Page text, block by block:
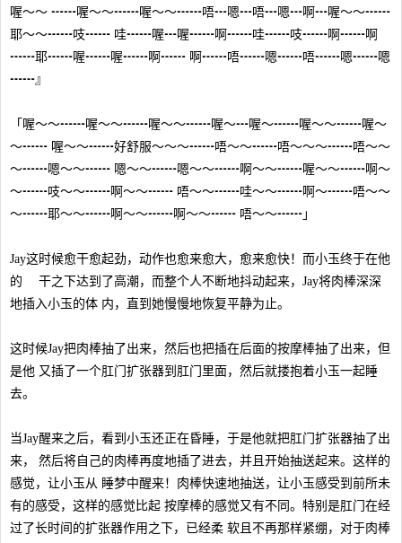
喔～～ ┅┅喔～～┅┅喔～～┅┅唔┅嗯┅唔┅嗯┅啊┅喔～～┅┅
耶～～┅┅吱┅┅ 哇┅┅喔┅喔┅┅啊┅┅哇┅┅吱┅┅啊┅┅啊
┅┅耶┅┅喔┅┅喔┅┅啊┅┅ 啊┅┅唔┅┅嗯┅┅唔┅┅嗯┅┅嗯
┅┅』
「喔～～┅┅喔～～┅┅喔～～┅┅喔～┅喔～┅┅喔～～┅┅喔～
～┅┅ 喔～～┅┅好舒服～～～┅┅唔～～┅┅唔～～～┅┅唔～～
～┅┅嗯～～┅┅ 嗯～～┅┅嗯～～┅┅啊～～┅┅喔～～┅┅啊～
～┅┅吱～～┅┅啊～～┅┅ 唔～～┅┅哇～～┅┅啊～┅┅唔～～
～┅┅耶～～┅┅啊～～┅┅啊～～┅┅ 唔～～┅┅」
Jay这时候愈干愈起劲，动作也愈来愈大，愈来愈快！而小玉终于在他
的 干之下达到了高潮，而整个人不断地抖动起来，Jay将肉棒深深
地插入小玉的体 内，直到她慢慢地恢复平静为止。
这时候Jay把肉棒抽了出来，然后也把插在后面的按摩棒抽了出来，但
是他 又插了一个肛门扩张器到肛门里面，然后就搂抱着小玉一起睡
去。
当Jay醒来之后，看到小玉还正在昏睡，于是他就把肛门扩张器抽了出
来， 然后将自己的肉棒再度地插了进去，并且开始抽送起来。这样的
感觉，让小玉从 睡梦中醒来！肉棒快速地抽送，让小玉感受到前所未
有的感受，这样的感觉比起 按摩棒的感觉又有不同。特别是肛门在经
过了长时间的扩张器作用之下，已经柔 软且不再那样紧绷，对于肉棒